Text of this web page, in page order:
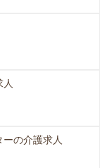
の介護求人